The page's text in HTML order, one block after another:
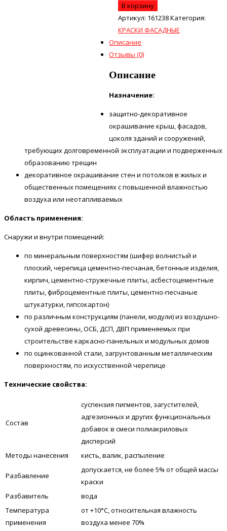
В корзину
Артикул: 161238Категория:
КРАСКИ ФАСАДНЫЕ
Описание
Отзывы (0)
Описание
Назначение:
защитно-декоративное
окрашивание крыш, фасадов,
цоколя зданий и сооружений,
требующих долговременной эксплуатации и подверженных
образованию трещин
декоративное окрашивание стен и потолков в жилых и
общественных помещениях с повышенной влажностью
воздуха или неотапливаемых
Область применения:
Снаружи и внутри помещений:
по минеральным поверхностям (шифер волнистый и
плоский, черепица цементно-песчаная, бетонные изделия,
кирпич, цементно-стружечные плиты, асбестоцементные
плиты, фиброцементные плиты, цементно-песчаные
штукатурки, гипсокартон)
по различным конструкциям (панели, модули) из воздушно-
сухой древесины, ОСБ, ДСП, ДВП применяемых при
строительстве каркасно-панельных и модульных домов
по оцинкованной стали, загрунтованным металлическим
поверхностям, по искусственной черепице
Технические свойства:
Состав
суспензия пигментов, загустителей,
адгезионных и других функциональных
добавок в смеси полиакриловых
дисперсий
Методы нанесения
кисть, валик, распыление
Разбавление
допускается, не более 5% от общей массы
краски
Разбавитель
вода
Температура
применения
от +10°С, относительная влажность
воздуха менее 70%